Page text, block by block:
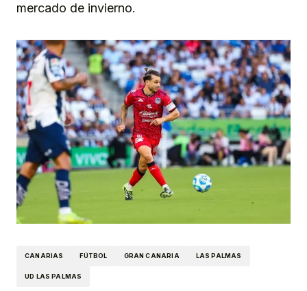
mercado de invierno.
CANARIAS FÚTBOL GRAN CANARIA LAS PALMAS
UD LAS PALMAS